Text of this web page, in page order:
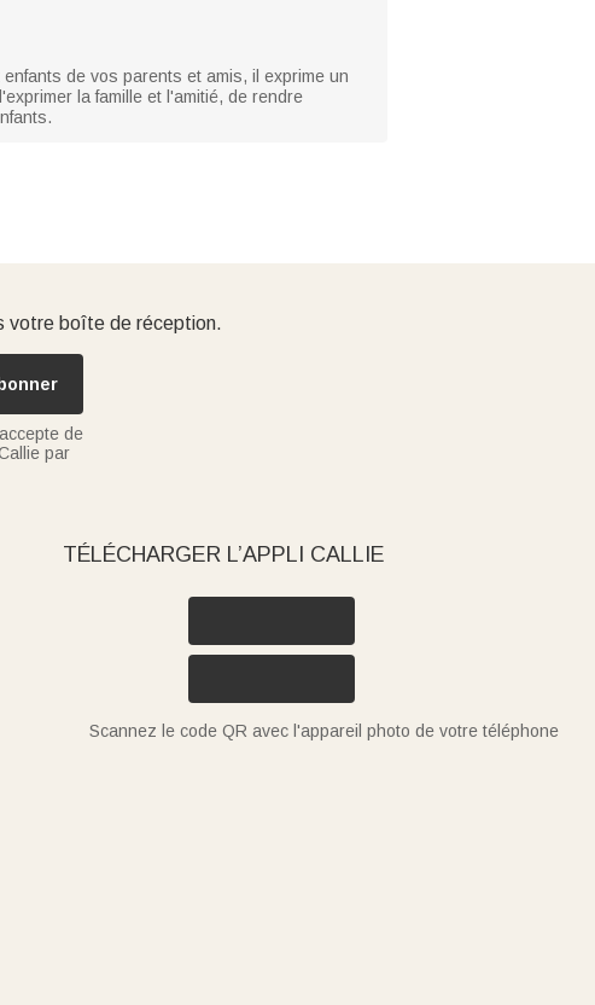
de vos parents et amis, il exprime un
la famille et l'amitié, de rendre
votre boîte de réception.
de
par
TÉLÉCHARGER L’APPLI CALLIE
Scannez le code QR avec l'appareil photo de votre téléphone